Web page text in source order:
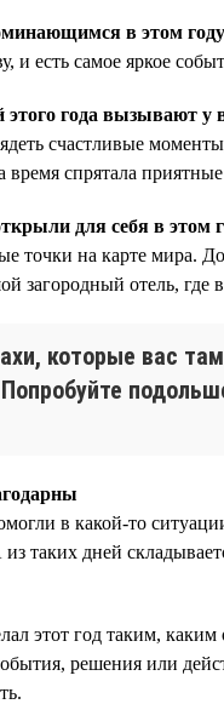
в этом году
и есть самое яркое
этого года вызывают у
счастливые
спрятала
для себя в этом
точки на карте мира.
загородный отель,
которые вас
в какой-то
таких дней
этот год таким,
решения или